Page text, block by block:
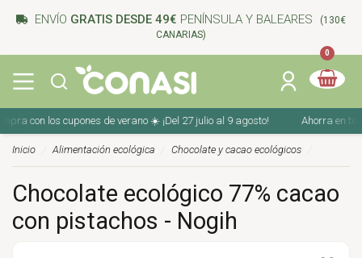
ENVÍO GRATIS DESDE 49€ PENÍNSULA Y BALEARES
(130€
CANARIAS)
0
con los cupones de verano ☀️ ¡Del 27 julio al 9 agosto! Ahorra en tu
Inicio Alimentación ecológica Chocolate y cacao ecológicos
Chocolate ecológico 77% cacao
con pistachos - Nogih